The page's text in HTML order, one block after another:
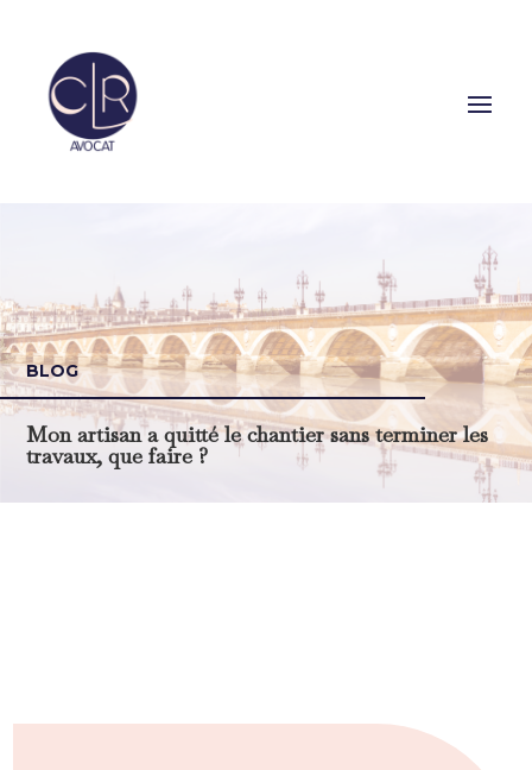
BLOG
Mon artisan a quitté le chantier sans terminer les
travaux, que faire ?